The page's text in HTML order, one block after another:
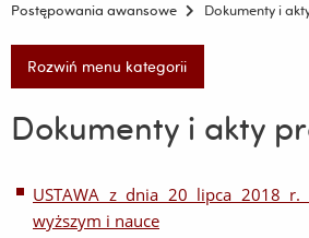
Postępowania awansowe
Dokumenty i
Rozwiń menu kategorii
Dokumenty i akty
USTAWA z dnia 20 lipca 2018 r.
wyższym i nauce